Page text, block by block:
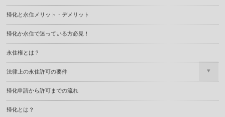
帰化と永住メリット・デメリット
帰化か永住で迷っている方必見！
永住権とは？
法律上の永住許可の要件
帰化申請から許可までの流れ
帰化とは？